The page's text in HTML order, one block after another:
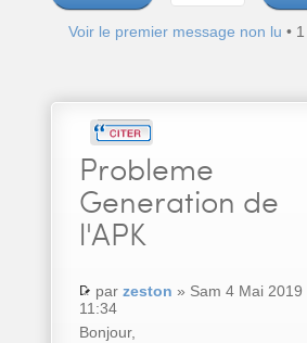
Voir le premier message non lu •
Probleme
Generation de
l'APK
par zeston » Sam 4 Mai 2019
11:34
Bonjour,